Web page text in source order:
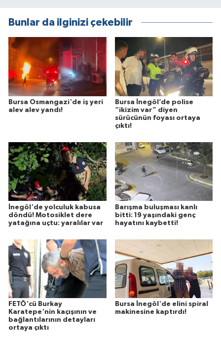
Bunlar da ilginizi çekebilir
Bursa Osmangazi'de iş yeri
alev alev yandı!
Bursa İnegöl’de polise
“ikizim var” diyen
sürücünün foyası ortaya
çıktı!
İnegöl'de yolculuk kabusa
döndü! Motosiklet dere
yatağına uçtu: yaralılar var
Barışma buluşması kanlı
bitti: 19 yaşındaki genç
hayatını kaybetti!
FETÖ'cü Burkay
Karatepe'nin kaçışının ve
bağlantılarının detayları
ortaya çıktı
Bursa İnegöl'de elini spiral
makinesine kaptırdı!